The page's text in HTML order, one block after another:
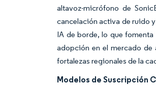
altavoz-micrófono de
cancelación activa de ruido
IA de borde, lo que
adopción en el mercado de
fortalezas regionales de la
Modelos de Suscripción